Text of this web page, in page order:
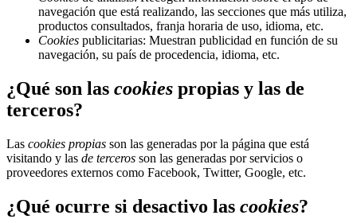
navegación que está realizando, las secciones que más utiliza,
productos consultados, franja horaria de uso, idioma, etc.
Cookies publicitarias: Muestran publicidad en función de su
navegación, su país de procedencia, idioma, etc.
¿Qué son las cookies propias y las de
terceros?
Las cookies propias son las generadas por la página que está
visitando y las de terceros son las generadas por servicios o
proveedores externos como Facebook, Twitter, Google, etc.
¿Qué ocurre si desactivo las cookies?